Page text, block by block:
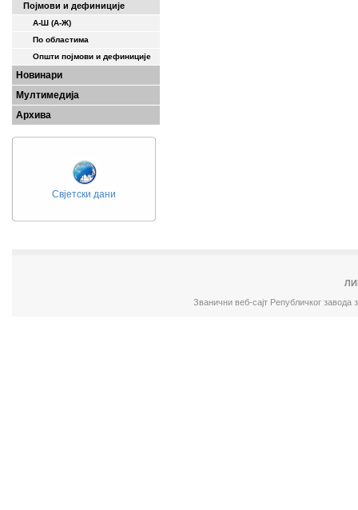
Појмови и дефиниције
А-Ш (A-Ж)
По областима
Општи појмови и дефиниције
Новинари
Мултимедија
Архива
Свјетски дани
Званични веб-сајт Републичког